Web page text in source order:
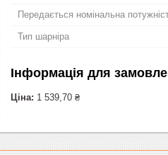
Передається номінальна
Тип шарніра
Інформація для
Ціна: 1 539,70 ₴